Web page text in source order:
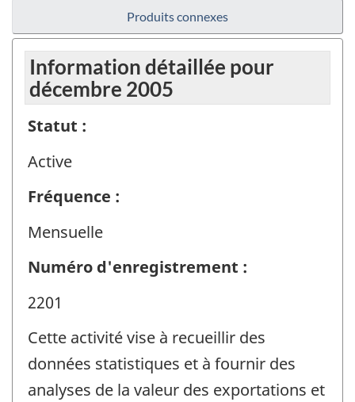
Produits connexes
Information détaillée pour
décembre 2005
Statut :
Active
Fréquence :
Mensuelle
Numéro d'enregistrement :
2201
Cette activité vise à recueillir des
données statistiques et à fournir des
analyses de la valeur des exportations et